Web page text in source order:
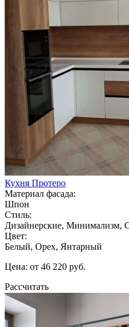
Кухня Протеро
Материал фасада:
Шпон
Стиль:
Дизайнерские, Минимализм,
Цвет:
Белый, Орех, Янтарный
Цена: от 46 220 руб.
Рассчитать